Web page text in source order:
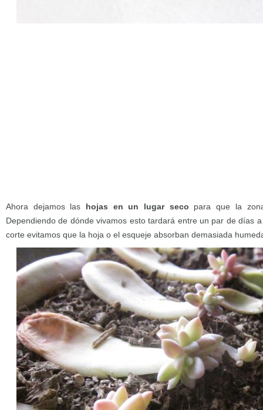
Ahora dejamos las hojas en un lugar seco para que la
Dependiendo de dónde vivamos esto tardará entre un par de días
corte evitamos que la hoja o el esqueje absorban demasiada